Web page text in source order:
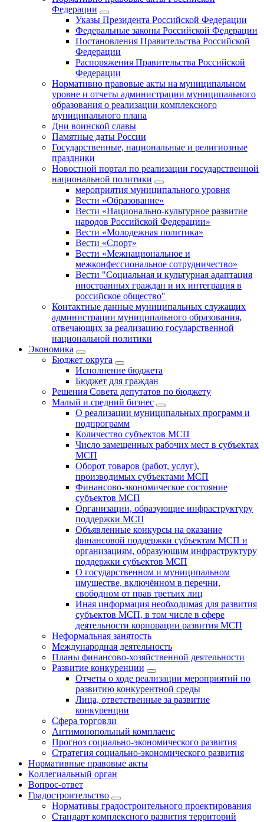
Федерации
Указы Президента Российской Федерации
Федеральные законы Российской Федерации
Постановления Правительства Российской
Федерации
Распоряжения Правительства Российской
Федерации
Нормативно правовые акты на муниципальном
уровне и отчеты администрации муниципального
образования о реализации комплексного
муниципального плана
Дни воинской славы
Памятные даты России
Государственные, национальные и религиозные
праздники
Новостной портал по реализации государственной
национальной политики
мероприятия муниципального уровня
Вести «Образование»
Вести «Национально-культурное развитие
народов Российской Федерации»
Вести «Молодежная политика»
Вести «Спорт»
Вести «Межнациональное и
межконфессиональное сотрудничество»
Вести "Социальная и культурная адаптация
иностранных граждан и их интеграция в
российское общество"
Контактные данные муниципальных служащих
администрации муниципального образования,
отвечающих за реализацию государственной
национальной политики
Экономика
Бюджет округa
Исполнение бюджета
Бюджет для граждан
Решения Совета депутатов по бюджету
Малый и средний бизнес
О реализации муниципальных программ и
подпрограмм
Количество субъектов МСП
Число замещенных рабочих мест в субъектах
МСП
Оборот товаров (работ, услуг),
производимых субъектами МСП
Финансово-экономическое состояние
субъектов МСП
Организации, образующие инфраструктуру
поддержки МСП
Объявленные конкурсы на оказание
финансовой поддержки субъектам МСП и
организациям, образующим инфраструктуру
поддержки субъектов МСП
О государственном и муниципальном
имуществе, включённом в перечни,
свободном от прав третьих лиц
Иная информация необходимая для развития
субъектов МСП, в том числе в сфере
деятельности корпорации развития МСП
Неформальная занятость
Международная деятельность
Планы финансово-хозяйственной деятельности
Развитие конкуренции
Отчеты о ходе реализации мероприятий по
развитию конкурентной среды
Лица, ответственные за развитие
конкуренции
Сфера торговли
Антимонопольный комплаенс
Прогноз социально-экономического развития
Стратегия социально-экономического развития
Нормативные правовые акты
Коллегиальный орган
Вопрос-ответ
Градостроительство
Нормативы градостроительного проектирования
Стандарт комплексного развития территорий